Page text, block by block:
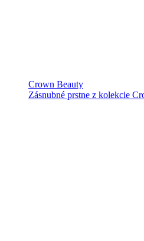
Crown Beauty
Zásnubné prstne z kolekcie